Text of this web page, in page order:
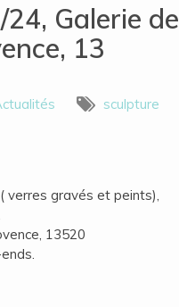
Galerie de
13
sculpture
verres gravés et peints),
13520